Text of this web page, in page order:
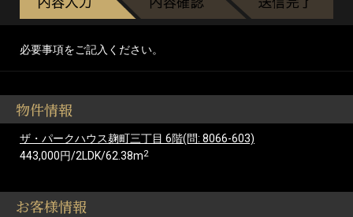
必要事項をご記入ください。
物件情報
ザ・パークハウス麹町三丁目 6階(問: 8066-603)
443,000円/2LDK/62.38m2
お客様情報